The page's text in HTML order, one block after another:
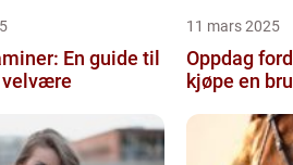
En guide til
velvære
11 mars 2025
Oppdag
kjøpe en